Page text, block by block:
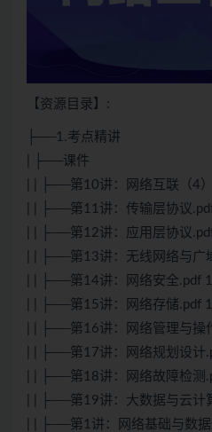
【资源目录】:
├──1.考点精讲
| ├──课件
| | ├──第10讲：网络互联（4
| | ├──第11讲：传输层协议
| | ├──第12讲：应用层协议
| | ├──第13讲：无线网络与广
| | ├──第14讲：网络安全.pdf
| | ├──第15讲：网络存储.pdf
| | ├──第16讲：网络管理与操
| | ├──第17讲：网络规划设计
| | ├──第18讲：网络故障检测
| | ├──第19讲： 大数据与 云计
| | ├──第1讲：网络基础与数